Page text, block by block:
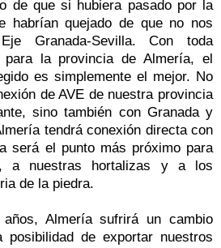
de que si hubiera pasado por la
habrían quejado de que no nos
Granada-Sevilla. Con toda
la provincia de Almería, el
es simplemente el mejor. No
de AVE de nuestra provincia
sino también con Granada y
tendrá conexión directa con
será el punto más próximo para
a nuestras hortalizas y a los
de la piedra.
Almería sufrirá un cambio
posibilidad de exportar nuestros